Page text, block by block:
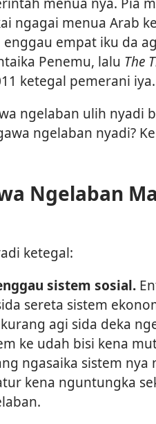
ngagai menua Arab
empat iku da
Penemu, lalu The
ketegal pemerani iya.
ngelaban ulih nyadi
ngelaban nyadi?
Ngelaban
ketegal:
sistem sosial.
sereta sistem
agi sida deka
ke udah bisi kena
ngasaika sistem nya
kena nguntungka